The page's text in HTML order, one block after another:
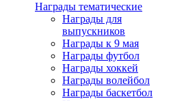
Награды тематические
Награды для
выпускников
Награды к 9 мая
Награды футбол
Награды хоккей
Награды волейбол
Награды баскетбол